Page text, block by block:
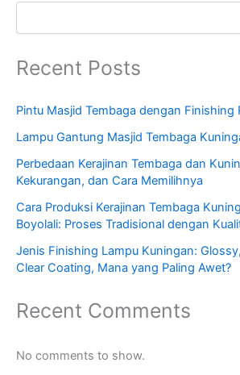
Recent Posts
Pintu Masjid Tembaga dengan Finishing
Lampu Gantung Masjid Tembaga
Perbedaan Kerajinan Tembaga dan
Kekurangan, dan Cara Memilihnya
Cara Produksi Kerajinan Tembaga
Boyolali: Proses Tradisional dengan
Jenis Finishing Lampu Kuningan:
Clear Coating, Mana yang Paling Awet?
Recent Comments
No comments to show.